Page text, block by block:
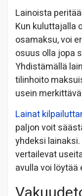
Lainoista
Kun kuluttajalla
osamaksu, voi
osuus olla jopa
Yhdistämällä
tilinhoito
usein
Lainat
paljon voit
yhdeksi
vertailevat
avulla voi